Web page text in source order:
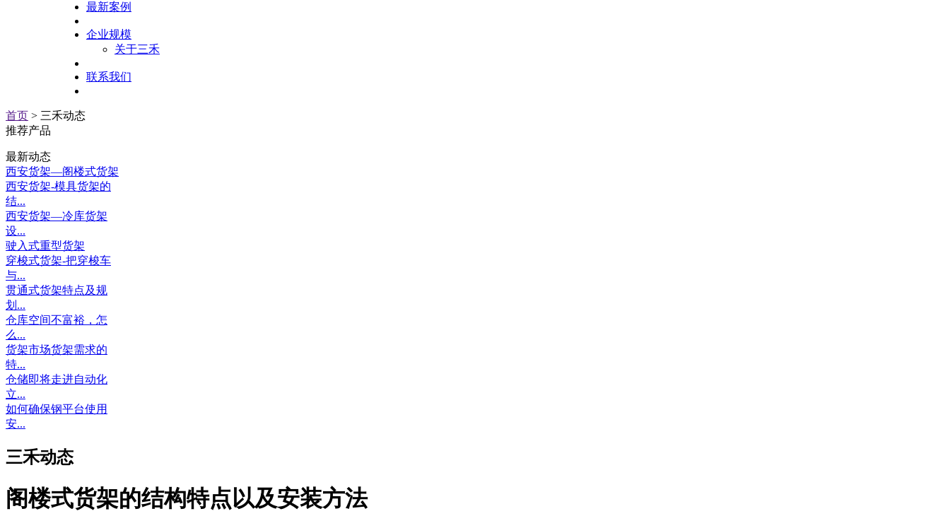
最新案例
企业规模
关于三禾
联系我们
首页 > 三禾动态
推荐产品
最新动态
西安货架—阁楼式货架
西安货架-模具货架的
结...
西安货架—冷库货架
设...
驶入式重型货架
穿梭式货架-把穿梭车
与...
贯通式货架特点及规
划...
仓库空间不富裕，怎
么...
货架市场货架需求的
特...
仓储即将走进自动化
立...
如何确保钢平台使用
安...
三禾动态
阁楼式货架的结构特点以及安装方法